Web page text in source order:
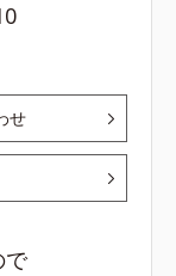
せ
で